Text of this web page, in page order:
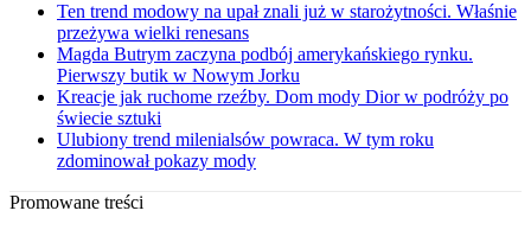
Ten trend modowy na upał znali już w starożytności. Właśnie
przeżywa wielki renesans
Magda Butrym zaczyna podbój amerykańskiego rynku.
Pierwszy butik w Nowym Jorku
Kreacje jak ruchome rzeźby. Dom mody Dior w podróży po
świecie sztuki
Ulubiony trend milenialsów powraca. W tym roku
zdominował pokazy mody
Promowane treści